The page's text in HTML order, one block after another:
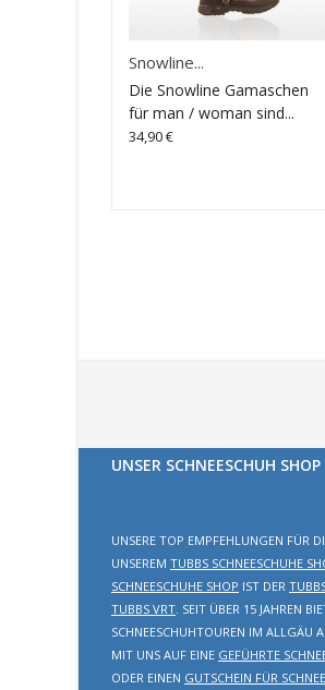
Snowline...
Die Snowline Gamaschen
für man / woman sind...
34,90 €
UNSER SCHNEESCHUH SHOP
UNSERE TOP EMPFEHLUNGEN FÜR
UNSEREM TUBBS SCHNEESCHUHE
SCHNEESCHUHE SHOP IST DER
TUBBS VRT . SEIT ÜBER 15 JAHREN
SCHNEESCHUHTOUREN IM ALLGÄU
MIT UNS AUF EINE GEFÜHRTE
ODER EINEN GUTSCHEIN FÜR